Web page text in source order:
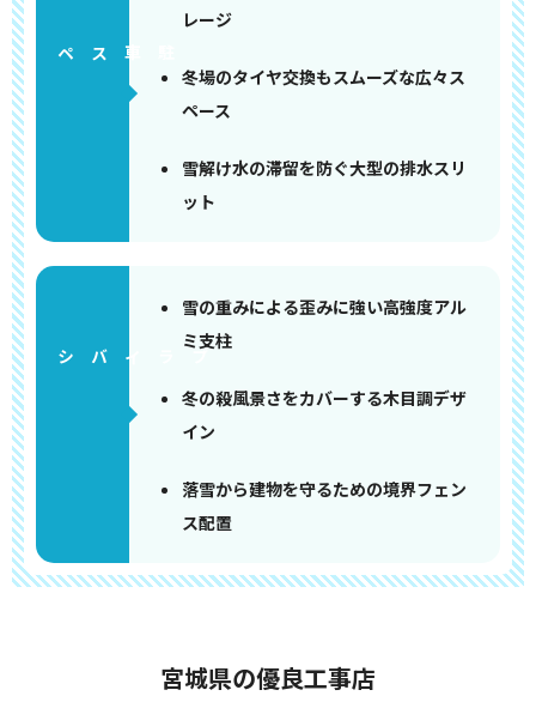
レージ
冬場のタイヤ交換もスムーズな広々ス
ペース
雪解け水の滞留を防ぐ大型の排水スリ
ット
雪の重みによる歪みに強い高強度アル
ミ支柱
冬の殺風景さをカバーする木目調デザ
イン
落雪から建物を守るための境界フェン
ス配置
宮城県の優良工事店